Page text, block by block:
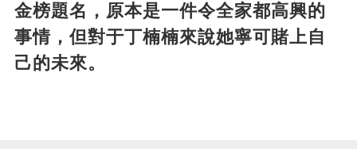
金榜題名，原本是一件令全家都高興的
事情，但對于丁楠楠來說她寧可賭上自
己的未來。